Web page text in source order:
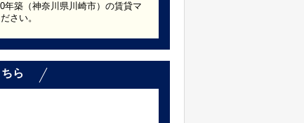
年築（神奈川県川崎市）の賃貸マ
さい。
ら